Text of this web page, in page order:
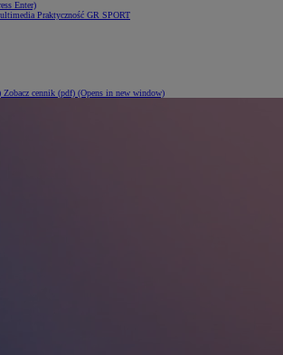
Enter)
Praktyczność GR SPORT
Zobacz cennik (pdf) (Opens in new window)